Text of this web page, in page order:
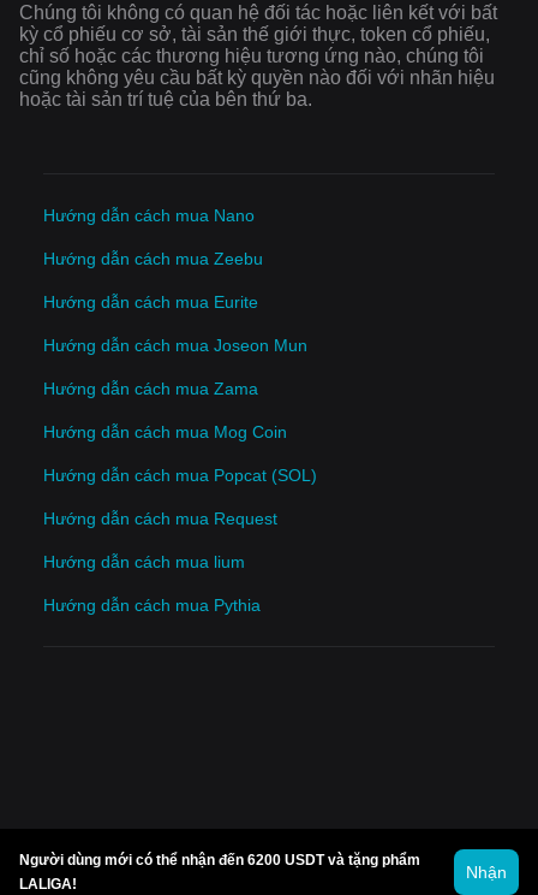
Chúng tôi không có quan hệ đối tác hoặc liên kết với bất
kỳ cổ phiếu cơ sở, tài sản thế giới thực, token cổ phiếu,
chỉ số hoặc các thương hiệu tương ứng nào, chúng tôi
cũng không yêu cầu bất kỳ quyền nào đối với nhãn hiệu
hoặc tài sản trí tuệ của bên thứ ba.
Hướng dẫn cách mua Nano
Hướng dẫn cách mua Zeebu
Hướng dẫn cách mua Eurite
Hướng dẫn cách mua Joseon Mun
Hướng dẫn cách mua Zama
Hướng dẫn cách mua Mog Coin
Hướng dẫn cách mua Popcat (SOL)
Hướng dẫn cách mua Request
Hướng dẫn cách mua lium
Hướng dẫn cách mua Pythia
Người dùng mới có thể nhận đến 6200 USDT và tặng phẩm
LALIGA!
Nhận